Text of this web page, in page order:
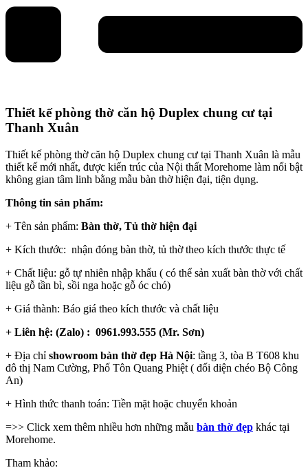
Thiết kế phòng thờ căn hộ Duplex chung cư tại
Thanh Xuân
Thiết kế phòng thờ căn hộ Duplex chung cư tại Thanh Xuân là mẫu
thiết kế mới nhất, được kiến trúc của Nội thất Morehome làm nổi bật
không gian tâm linh bằng mẫu bàn thờ hiện đại, tiện dụng.
Thông tin sản phẩm:
+ Tên sản phẩm: Bàn thờ, Tủ thờ hiện đại
+ Kích thước: nhận đóng bàn thờ, tủ thờ theo kích thước thực tế
+ Chất liệu: gỗ tự nhiên nhập khẩu ( có thể sản xuất bàn thờ với chất
liệu gỗ tần bì, sồi nga hoặc gỗ óc chó)
+ Giá thành: Báo giá theo kích thước và chất liệu
+ Liên hệ: (Zalo) : 0961.993.555 (Mr. Sơn)
+ Địa chỉ showroom bàn thờ đẹp Hà Nội: tầng 3, tòa B T608 khu
đô thị Nam Cường, Phố Tôn Quang Phiệt ( đối diện chéo Bộ Công
An)
+ Hình thức thanh toán: Tiền mặt hoặc chuyển khoản
=>> Click xem thêm nhiều hơn những mẫu bàn thờ đẹp khác tại
Morehome.
Tham khảo: